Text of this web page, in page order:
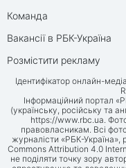
Команда
Вакансії в РБК-Україна
Розмістити рекламу
Ідентифікатор онлайн-
Інформаційний портал
(українську, російську та
https://www.rbc.ua.
правовласникам. Всі
журналісти «РБК-Україна»,
Commons Attribution 4.0
не поділяти точку зору